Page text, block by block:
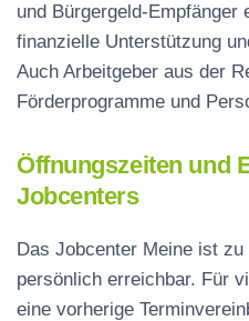
und Bürgergeld-Empfänger
finanzielle Unterstützung
Auch Arbeitgeber aus der
Förderprogramme und
Öffnungszeiten und
Jobcenters
Das Jobcenter Meine ist
persönlich erreichbar. Für
eine vorherige